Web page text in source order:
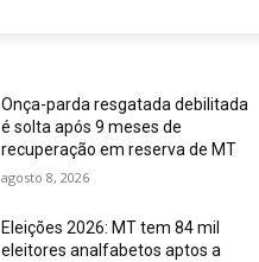
Onça-parda resgatada debilitada
é solta após 9 meses de
recuperação em reserva de MT
agosto 8, 2026
Eleições 2026: MT tem 84 mil
eleitores analfabetos aptos a